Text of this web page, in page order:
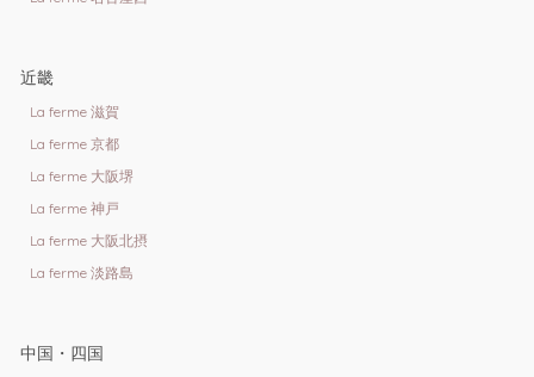
近畿
La ferme 滋賀
La ferme 京都
La ferme 大阪堺
La ferme 神戸
La ferme 大阪北摂
La ferme 淡路島
中国・四国